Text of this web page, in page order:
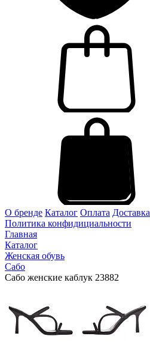
О бренде Каталог Оплата Доставка
Политика конфидициальности
Главная
Каталог
Женская обувь
Сабо
Сабо женские каблук 23882